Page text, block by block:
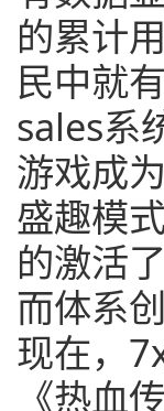
的累计
民中就
sales系
游戏成
盛趣模
的激活
而体系
现在，
《热血